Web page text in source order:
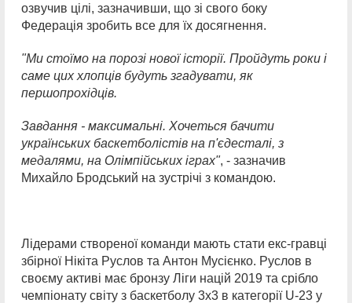
озвучив цілі, зазначивши, що зі свого боку
Федерація зробить все для їх досягнення.
"Ми стоїмо на порозі нової історії. Пройдуть роки і
саме цих хлопців будуть згадувати, як
першопрохідців.
Завдання - максимальні. Хочеться бачити
українських баскетболістів на п'єдесталі, з
медалями, на Олімпійських іграх", - зазначив
Михайло Бродський на зустрічі з командою.
Лідерами створеної команди мають стати екс-гравці
збірної Нікіта Руслов та Антон Мусієнко. Руслов в
своєму активі має бронзу Ліги націй 2019 та срібло
чемпіонату світу з баскетболу 3х3 в категорії U-23 у